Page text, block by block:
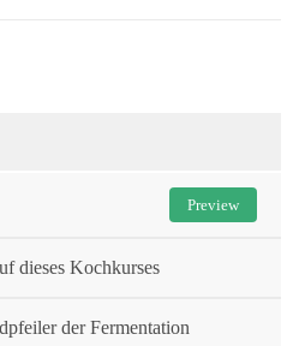
Preview
dieses Kochkurses
der Fermentation